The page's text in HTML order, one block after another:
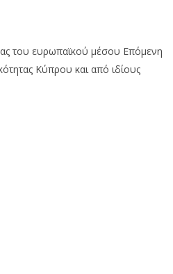
του ευρωπαϊκού μέσου Επόμενη
Κύπρου και από ιδίους